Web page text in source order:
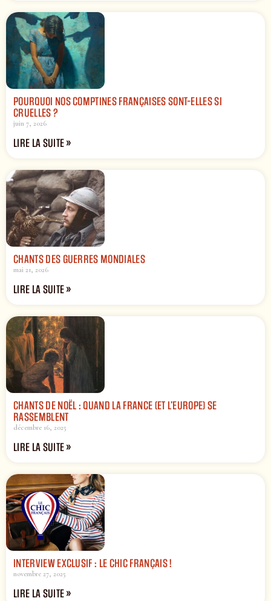
POURQUOI NOS COMPTINES FRANÇAISES SONT-ELLES SI
CRUELLES ?
juin 7, 2026
LIRE LA SUITE »
CHANTS DES GUERRES MONDIALES
mai 21, 2026
LIRE LA SUITE »
CHANTS DE NOËL : QUAND LA FRANCE (ET L’EUROPE) SE
RASSEMBLENT
décembre 16, 2025
LIRE LA SUITE »
INTERVIEW EXCLUSIF : LE CHIC FRANÇAIS !
novembre 27, 2025
LIRE LA SUITE »